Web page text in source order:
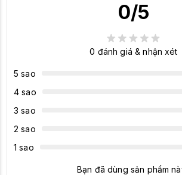
Tản nhiệt hiệu quả cao
Backplate chắc chắn
LED RGB
Đối tượng sử
dụng
Game thủ/người dùng
Và thiết kế có tính
0/5
0 đánh giá & nhận xét
5 sao
4 sao
3 sao
2 sao
1 sao
Bạn đã dùng sản phẩm